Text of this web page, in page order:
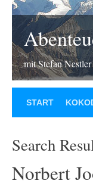
mit Stefan Nestler
START
Search
Norbert